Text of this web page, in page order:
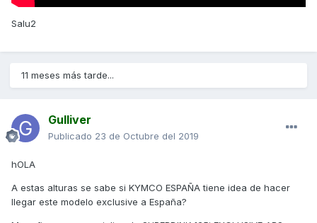
Salu2
11 meses más tarde...
Gulliver
Publicado 23 de Octubre del 2019
hOLA
A estas alturas se sabe si KYMCO ESPAÑA tiene idea de hacer
llegar este modelo exclusive a España?